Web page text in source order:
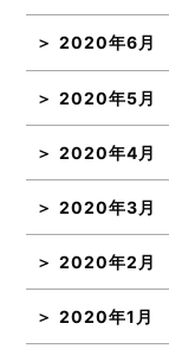
2020年6月
2020年5月
2020年4月
2020年3月
2020年2月
2020年1月